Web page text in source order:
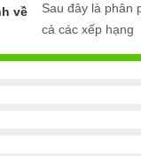
về
Sau đây là phân
cả các xếp hạng